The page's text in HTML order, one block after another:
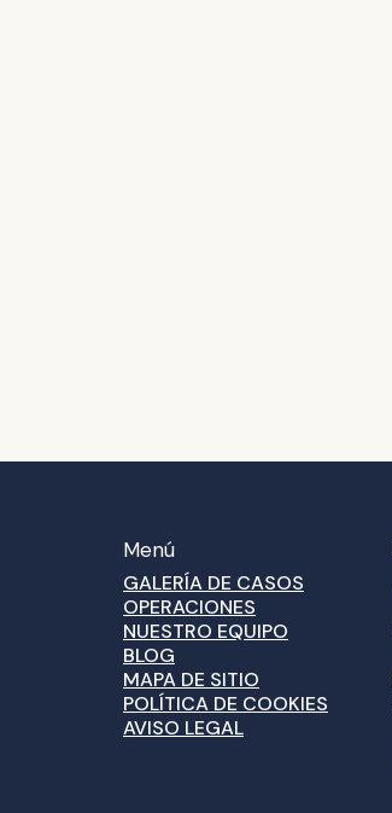
Menú
GALERÍA DE CASOS
OPERACIONES
NUESTRO EQUIPO
BLOG
MAPA DE SITIO
POLÍTICA DE COOKIES
AVISO LEGAL